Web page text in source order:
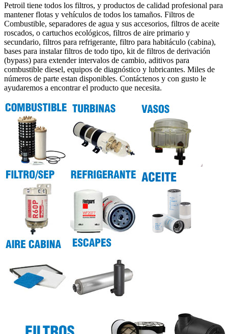
Petroil tiene todos los filtros, y productos de calidad profesional para
mantener flotas y vehículos de todos los tamaños. Filtros de
Combustible, separadores de agua y sus accesorios, filtros de aceite
roscados, o cartuchos ecológicos, filtros de aire primario y
secundario, filtros para refrigerante, filtro para habitáculo (cabina),
bases para instalar filtros de todo tipo, kit de filtros de derivación
(bypass) para extender intervalos de cambio, aditivos para
combustible diesel, equipos de diagnóstico y lubricantes. Miles de
números de parte estan disponibles. Contáctenos y con gusto le
ayudaremos a encontrar el producto que necesita.